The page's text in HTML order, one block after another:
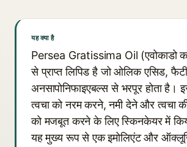
यह क्या है
Persea Gratissima Oil (एवोकाडो
से प्राप्त लिपिड है जो ओलिक एसिड,
अनसापोनिफाइएबल्स से भरपूर होता है।
त्वचा को नरम करने, नमी देने और त्वचा
को मजबूत करने के लिए स्किनकेयर में
यह मुख्य रूप से एक इमोलिएंट और